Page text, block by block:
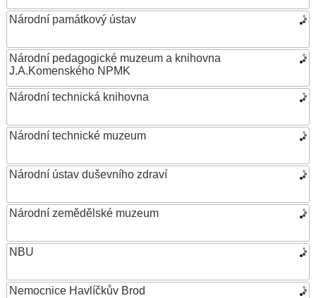
Národní památkový ústav
Národní pedagogické muzeum a knihovna
J.A.Komenského NPMK
Národní technická knihovna
Národní technické muzeum
Národní ústav duševního zdraví
Národní zemědělské muzeum
NBU
Nemocnice Havlíčkův Brod